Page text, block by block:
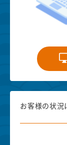
お客様の状況